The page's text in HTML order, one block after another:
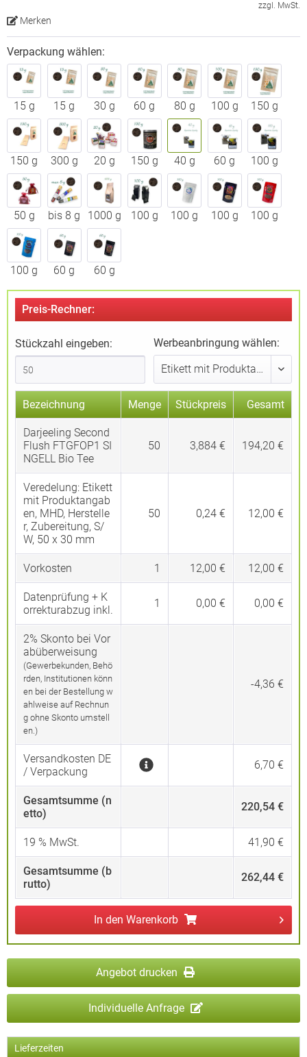
zzgl. MwSt.
Merken
Verpackung wählen:
15 g 15 g 30 g 60 g 80 g 100 g 150 g
150 g 300 g 20 g 150 g 40 g 60 g 100 g
50 g bis 8 g 1000 g 100 g 100 g 100 g 100 g
100 g 60 g 60 g
Preis-Rechner:
Stückzahl eingeben: Werbeanbringung wählen:
Bezeichnung Menge Stückpreis Gesamt
Darjeeling Second
Flush FTGFOP1 SI
NGELL Bio Tee
50 3,884 € 194,20 €
Veredelung: Etikett
mit Produktangab
en, MHD, Herstelle
r, Zubereitung, S/
W, 50 x 30 mm
50 0,24 € 12,00 €
Vorkosten 1 12,00 € 12,00 €
Datenprüfung + K
orrekturabzug inkl.
1 0,00 € 0,00 €
2% Skonto bei Vor
abüberweisung
(Gewerbekunden, Behö
rden, Institutionen könn
en bei der Bestellung w
ahlweise auf Rechnun
g ohne Skonto umstell
en.)
-4,36 €
Versandkosten DE
/ Verpackung
6,70 €
Gesamtsumme (n
etto)
220,54 €
19 % MwSt. 41,90 €
Gesamtsumme (b
rutto)
262,44 €
In den Warenkorb
Angebot drucken
Individuelle Anfrage
Lieferzeiten